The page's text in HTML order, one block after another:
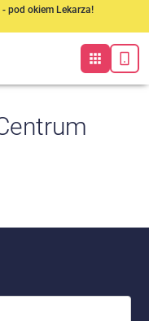
- pod okiem Lekarza!